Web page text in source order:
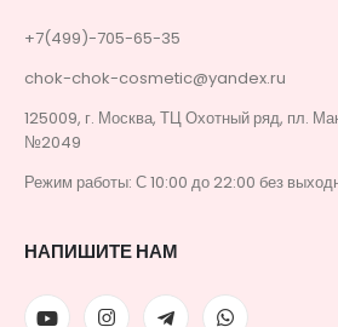
+7(499)-705-65-35
chok-chok-cosmetic@yandex.ru
125009, г. Москва, ТЦ Охотный ряд, пл.
№2049
Режим работы: С 10:00 до 22:00 без
НАПИШИТЕ НАМ